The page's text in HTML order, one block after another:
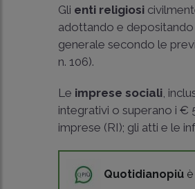
Gli enti religiosi
adottando e
generale secondo le
n. 106).
Le imprese sociali,
integrativi o superano i €
imprese (RI); gli atti e le
Quotidianopiù